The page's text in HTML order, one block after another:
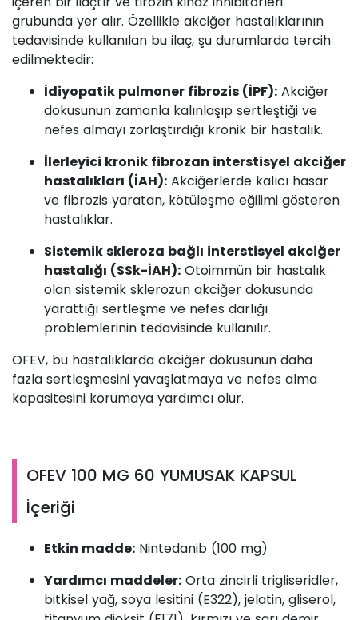
grubunda yer alır. Özellikle akciğer hastalıklarının
tedavisinde kullanılan bu ilaç, şu durumlarda tercih
edilmektedir:
İdiyopatik pulmoner fibrozis (İPF): Akciğer
dokusunun zamanla kalınlaşıp sertleştiği ve
nefes almayı zorlaştırdığı kronik bir hastalık.
İlerleyici kronik fibrozan interstisyel akciğer
hastalıkları (İAH): Akciğerlerde kalıcı hasar
ve fibrozis yaratan, kötüleşme eğilimi gösteren
hastalıklar.
Sistemik skleroza bağlı interstisyel akciğer
hastalığı (SSk-İAH): Otoimmün bir hastalık
olan sistemik sklerozun akciğer dokusunda
yarattığı sertleşme ve nefes darlığı
problemlerinin tedavisinde kullanılır.
OFEV, bu hastalıklarda akciğer dokusunun daha
fazla sertleşmesini yavaşlatmaya ve nefes alma
kapasitesini korumaya yardımcı olur.
OFEV 100 MG 60 YUMUSAK KAPSUL
İçeriği
Etkin madde: Nintedanib (100 mg)
Yardımcı maddeler: Orta zincirli trigliseridler,
bitkisel yağ, soya lesitini (E322), jelatin, gliserol,